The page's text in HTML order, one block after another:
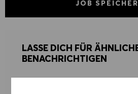
JOB
LASSE DICH FÜR
BENACHRICHTIGEN